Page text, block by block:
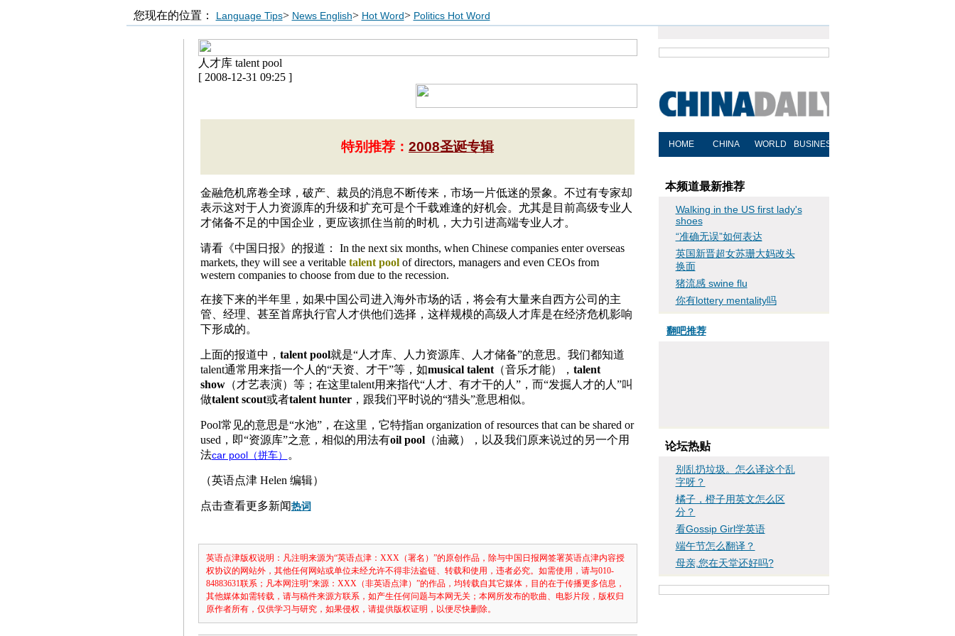
您现在的位置： Language Tips> News English> Hot Word> Politics Hot Word
人才库 talent pool
[ 2008-12-31 09:25 ]
特别推荐： 2008圣诞专辑
金融危机席卷全球，破产、裁员的消息不断传来，市场一片低迷的景象。不过有专家却
表示这对于人力资源库的升级和扩充可是个千载难逢的好机会。尤其是目前高级专业人
才储备不足的中国企业，更应该抓住当前的时机，大力引进高端专业人才。
请看《中国日报》的报道： In the next six months, when Chinese companies enter overseas
markets, they will see a veritable talent poolof directors, managers and even CEOs from
western companies to choose from due to the recession.
在接下来的半年里，如果中国公司进入海外市场的话，将会有大量来自西方公司的主
管、经理、甚至首席执行官人才供他们选择，这样规模的高级人才库是在经济危机影响
下形成的。
上面的报道中， talent pool就是“人才库、人力资源库、人才储备”的意思。我们都知道
talent通常用来指一个人的“天资、才干”等，如musical talent（音乐才能）， talent
show（才艺表演）等；在这里talent用来指代“人才、有才干的人”，而“发掘人才的人”叫
做talent scout或者talent hunter，跟我们平时说的“猎头”意思相似。
Pool常见的意思是“水池”，在这里，它特指an organization of resources that can be shared or
used，即“资源库”之意，相似的用法有oil pool（油藏），以及我们原来说过的另一个用
法car pool（拼车） 。
（英语点津 Helen 编辑）
点击查看更多新闻热词
英语点津版权说明：凡注明来源为“英语点津：XXX（署名）”的原创作品，除与中国日报网签署英语点津内容授
权协议的网站外，其他任何网站或单位未经允许不得非法盗链、转载和使用，违者必究。如需使用，请与010-
84883631联系；凡本网注明“来源：XXX（非英语点津）”的作品，均转载自其它媒体，目的在于传播更多信息，
其他媒体如需转载，请与稿件来源方联系，如产生任何问题与本网无关；本网所发布的歌曲、电影片段，版权归
原作者所有，仅供学习与研究，如果侵权，请提供版权证明，以便尽快删除。
本频道最新推荐
Walking in the US first lady's
shoes
“准确无误”如何表达
英国新晋超女苏珊大妈改头
换面
猪流感 swine flu
你有lottery mentality吗
翻吧推荐
论坛热贴
别乱扔垃圾。怎么译这个乱
字呀？
橘子，橙子用英文怎么区
分？
看Gossip Girl学英语
端午节怎么翻译？
母亲,您在天堂还好吗?